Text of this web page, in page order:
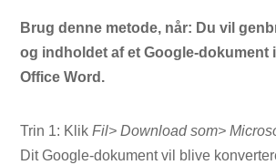
Brug denne metode, når: Du vil
og indholdet af et Google-dokument
Office Word.
Trin 1: KlikFil> Download som>
Dit Google-dokument vil blive